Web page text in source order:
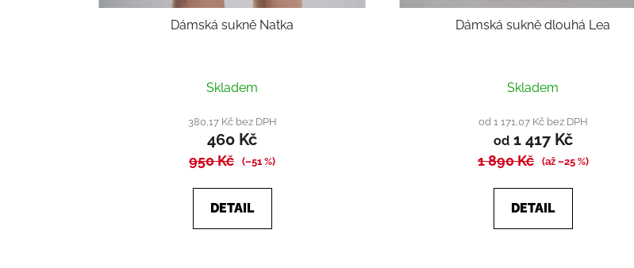
Dámská sukně Natka
hodnocení
produktu
je
4,0
5
Skladem
380,17 Kč bez DPH
460 Kč
950 Kč (–51 %)
DETAIL
Dámská sukně dlouhá Lea
hodnocení
produktu
je
4,0
5
Skladem
od 1 171,07 Kč bez DPH
od1 417 Kč
1 890 Kč (až –25 %)
DETAIL